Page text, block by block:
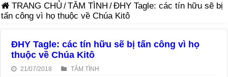
TRANG CHỦ /TÂM TÌNH /ĐHY Tagle: các tín hữu sẽ bị
tấn công vì họ thuộc về Chúa Kitô
ĐHY Tagle: các tín hữu sẽ bị tấn công vì họ
thuộc về Chúa Kitô
21/07/2018 TÂM TÌNH